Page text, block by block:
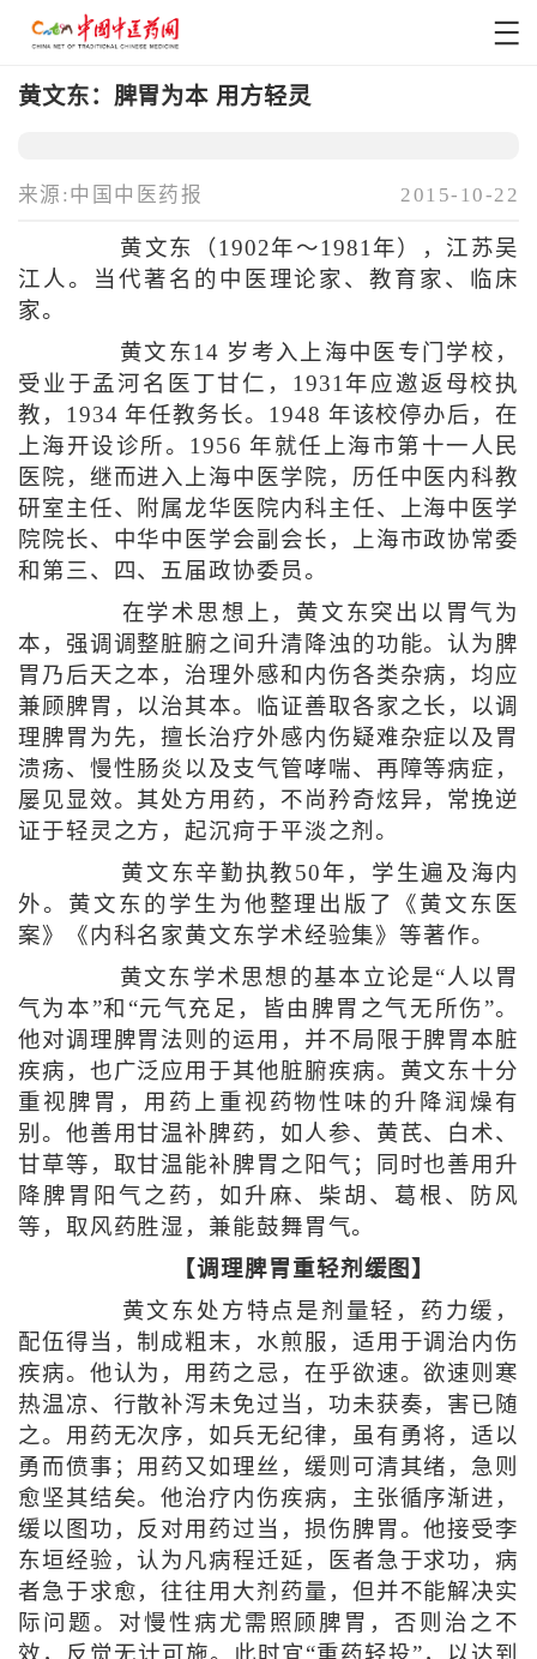
黄文东：脾胃为本 用方轻灵
来源:中国中医药报 2015-10-22
黄文东（1902年～1981年），江苏吴
江人。当代著名的中医理论家、教育家、临床
家。
黄文东14 岁考入上海中医专门学校，
受业于孟河名医丁甘仁，1931年应邀返母校执
教，1934 年任教务长。1948 年该校停办后，在
上海开设诊所。1956 年就任上海市第十一人民
医院，继而进入上海中医学院，历任中医内科教
研室主任、附属龙华医院内科主任、上海中医学
院院长、中华中医学会副会长，上海市政协常委
和第三、四、五届政协委员。
在学术思想上，黄文东突出以胃气为
本，强调调整脏腑之间升清降浊的功能。认为脾
胃乃后天之本，治理外感和内伤各类杂病，均应
兼顾脾胃，以治其本。临证善取各家之长，以调
理脾胃为先，擅长治疗外感内伤疑难杂症以及胃
溃疡、慢性肠炎以及支气管哮喘、再障等病症，
屡见显效。其处方用药，不尚矜奇炫异，常挽逆
证于轻灵之方，起沉疴于平淡之剂。
黄文东辛勤执教50年，学生遍及海内
外。黄文东的学生为他整理出版了《黄文东医
案》《内科名家黄文东学术经验集》等著作。
黄文东学术思想的基本立论是“人以胃
气为本”和“元气充足，皆由脾胃之气无所伤”。
他对调理脾胃法则的运用，并不局限于脾胃本脏
疾病，也广泛应用于其他脏腑疾病。黄文东十分
重视脾胃，用药上重视药物性味的升降润燥有
别。他善用甘温补脾药，如人参、黄芪、白术、
甘草等，取甘温能补脾胃之阳气；同时也善用升
降脾胃阳气之药，如升麻、柴胡、葛根、防风
等，取风药胜湿，兼能鼓舞胃气。
【调理脾胃重轻剂缓图】
黄文东处方特点是剂量轻，药力缓，
配伍得当，制成粗末，水煎服，适用于调治内伤
疾病。他认为，用药之忌，在乎欲速。欲速则寒
热温凉、行散补泻未免过当，功未获奏，害已随
之。用药无次序，如兵无纪律，虽有勇将，适以
勇而偾事；用药又如理丝，缓则可清其绪，急则
愈坚其结矣。他治疗内伤疾病，主张循序渐进，
缓以图功，反对用药过当，损伤脾胃。他接受李
东垣经验，认为凡病程迁延，医者急于求功，病
者急于求愈，往往用大剂药量，但并不能解决实
际问题。对慢性病尤需照顾脾胃，否则治之不